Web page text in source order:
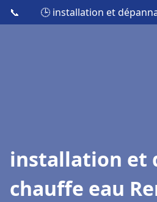
📞 🕒 installation et
installation et
chauffe eau